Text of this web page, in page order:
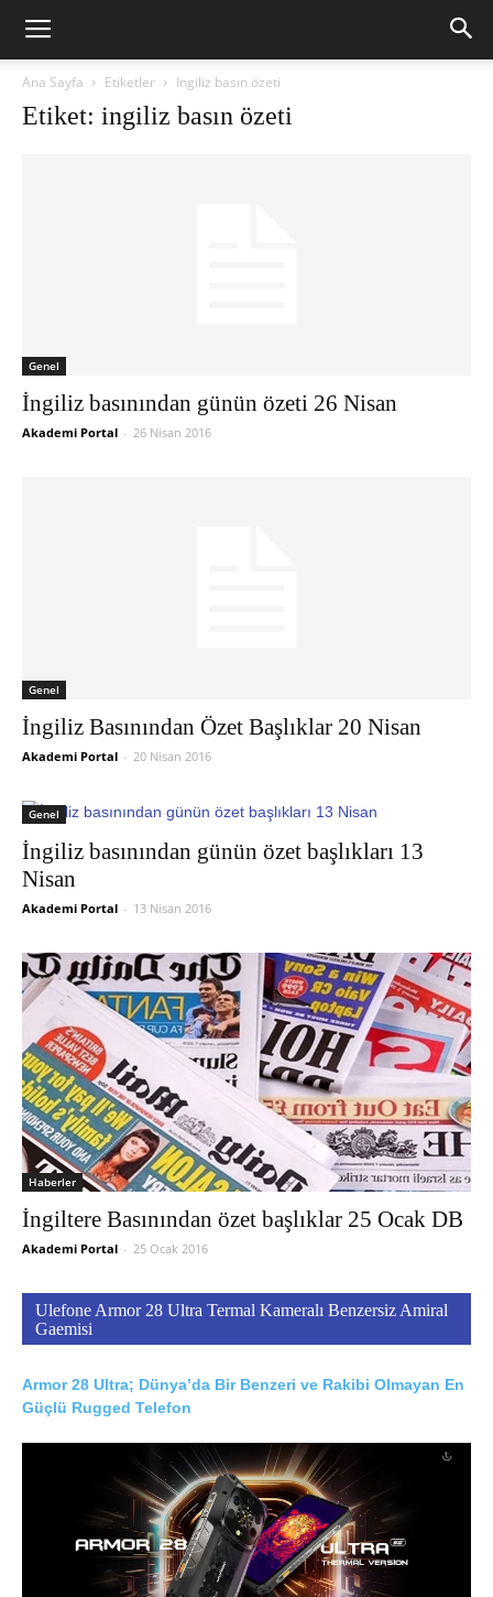
Ana Sayfa Etiketler Ingiliz basın özeti
Etiket: ingiliz basın özeti
Genel
İngiliz basınından günün özeti 26 Nisan
Akademi Portal - 26 Nisan 2016
Genel
İngiliz Basınından Özet Başlıklar 20 Nisan
Akademi Portal - 20 Nisan 2016
Genel
İngiliz basınından günün özet başlıkları 13
Nisan
Akademi Portal - 13 Nisan 2016
Haberler
İngiltere Basınından özet başlıklar 25 Ocak DB
Akademi Portal - 25 Ocak 2016
Ulefone Armor 28 Ultra Termal Kameralı Benzersiz Amiral
Gaemisi
Armor 28 Ultra; Dünya’da Bir Benzeri ve Rakibi Olmayan En
Güçlü Rugged Telefon